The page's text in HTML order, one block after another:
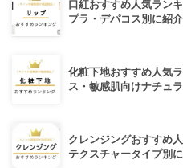
口紅おすすめ人気ラン
プラ・デパコス別に紹介
化粧下地おすすめ人気
ス・敏感肌向けナチュ
クレンジングおすすめ
テクスチャータイプ別に